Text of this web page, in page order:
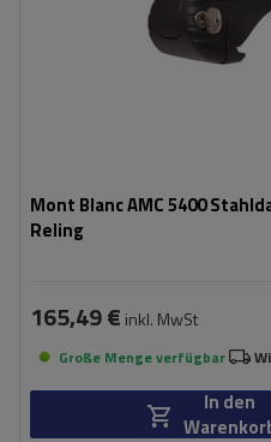
Mont Blanc AMC 5400
Reling
165,49 € inkl. MwSt
Große Menge verfügbar
In den